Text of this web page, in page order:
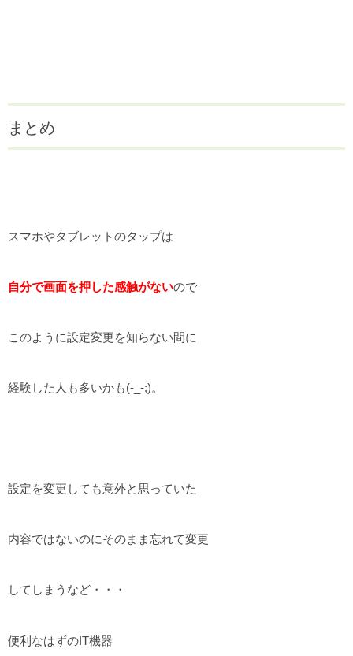
まとめ
スマホやタブレットのタップは
自分で画面を押した感触がないので
このように設定変更を知らない間に
経験した人も多いかも(-_-;)。
設定を変更しても意外と思っていた
内容ではないのにそのまま忘れて変更
してしまうなど・・・
便利なはずのIT機器